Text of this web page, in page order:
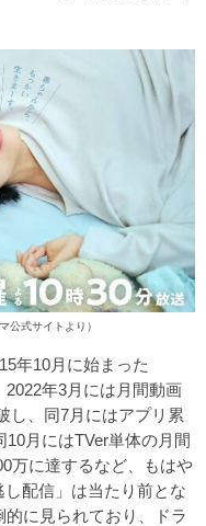
公式サイト より）
年10月に始まった
年3月には月間動画
し、同7月にはアプリ累
月にはTVer単体の月間
万に達するなど、もはや
配信」は当たり前とな
に見られており、ドラ